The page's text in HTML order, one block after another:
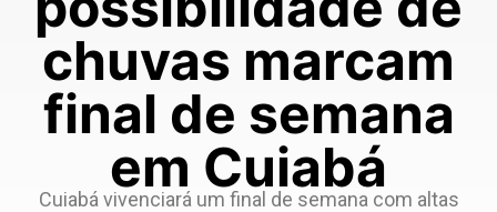
chuvas marcam
final de semana
em Cuiabá
Cuiabá vivenciará um final de semana com altas